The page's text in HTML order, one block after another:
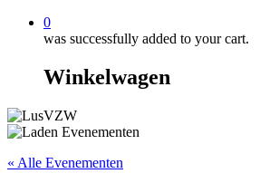
0
was successfully added to your cart.
Winkelwagen
« Alle Evenementen